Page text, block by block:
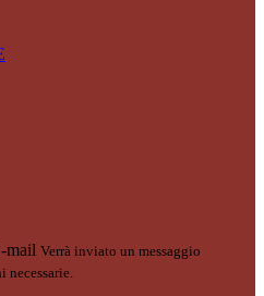
mail Verrà inviato un messaggio